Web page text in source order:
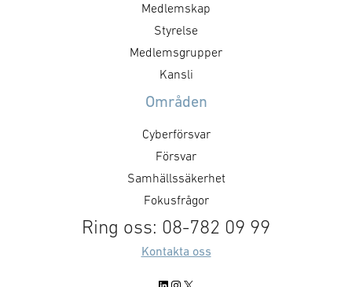
spanings- och ledningsförmåga
för flera domäner. Det växande
intresset för GlobalEye på den
globala marknaden visar att
Medlemskap
Styrelse
Medlemsgrupper
Kansli
Områden
Cyberförsvar
Försvar
Samhällssäkerhet
Fokusfrågor
Ring oss: 08-782 09 99
Kontakta oss